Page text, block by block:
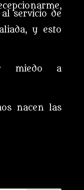
servicio de
y esto
miedo a
nacen las